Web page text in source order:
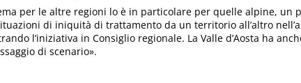
per le altre regioni lo è in particolare per quelle alpine, un
di iniquità di trattamento da un territorio all’altro
l’iniziativa in Consiglio regionale. La Valle d’Aosta ha
di scenario».